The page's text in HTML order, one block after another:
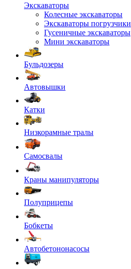
Экскаваторы
Колесные экскаваторы
Экскаваторы погрузчики
Гусеничные экскаваторы
Мини экскаваторы
Бульдозеры
Автовышки
Катки
Низкорамные тралы
Самосвалы
Краны манипуляторы
Полуприцепы
Бобкеты
Автобетононасосы